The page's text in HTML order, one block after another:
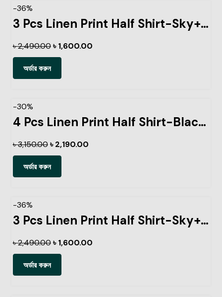
-36%
3 Pcs Linen Print Half Shirt-Sky+Petrol+Pest
৳2,490.00 ৳1,600.00
অর্ডার করুন
-30%
4 Pcs Linen Print Half Shirt-Black+Sky+Petrol+Ash
৳3,150.00 ৳2,190.00
অর্ডার করুন
-36%
3 Pcs Linen Print Half Shirt-Sky+Petrol+Lemon
৳2,490.00 ৳1,600.00
অর্ডার করুন